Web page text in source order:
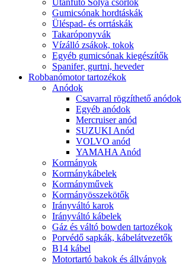
Utánfutó Sólya csörlők
Gumicsónak hordtáskák
Üléspad- és orrtáskák
Takaróponyvák
Vízálló zsákok, tokok
Egyéb gumicsónak kiegészítők
Spanifer, gurtni, heveder
Robbanómotor tartozékok
Anódok
Csavarral rögzíthető anódok
Egyéb anódok
Mercruiser anód
SUZUKI Anód
VOLVO anód
YAMAHA Anód
Kormányok
Kormánykábelek
Kormányművek
Kormányösszekötők
Irányváltó karok
Irányváltó kábelek
Gáz és váltó bowden tartozékok
Porvédő sapkák, kábelátvezetők
B14 kábel
Motortartó bakok és állványok